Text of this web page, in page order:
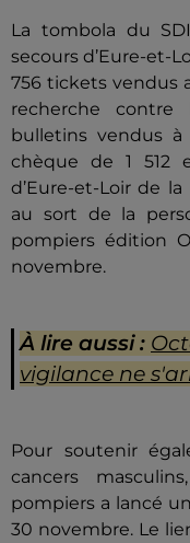
La tombola du
secours d’Eure-et-
756 tickets vendus
recherche
bulletins vendus à
chèque de 1 512
d’Eure-et-Loir de
au sort de la
pompiers édition
novembre.
À lire aussi :
vigilance ne
Pour soutenir
cancers
pompiers a lancé
30 novembre. Le